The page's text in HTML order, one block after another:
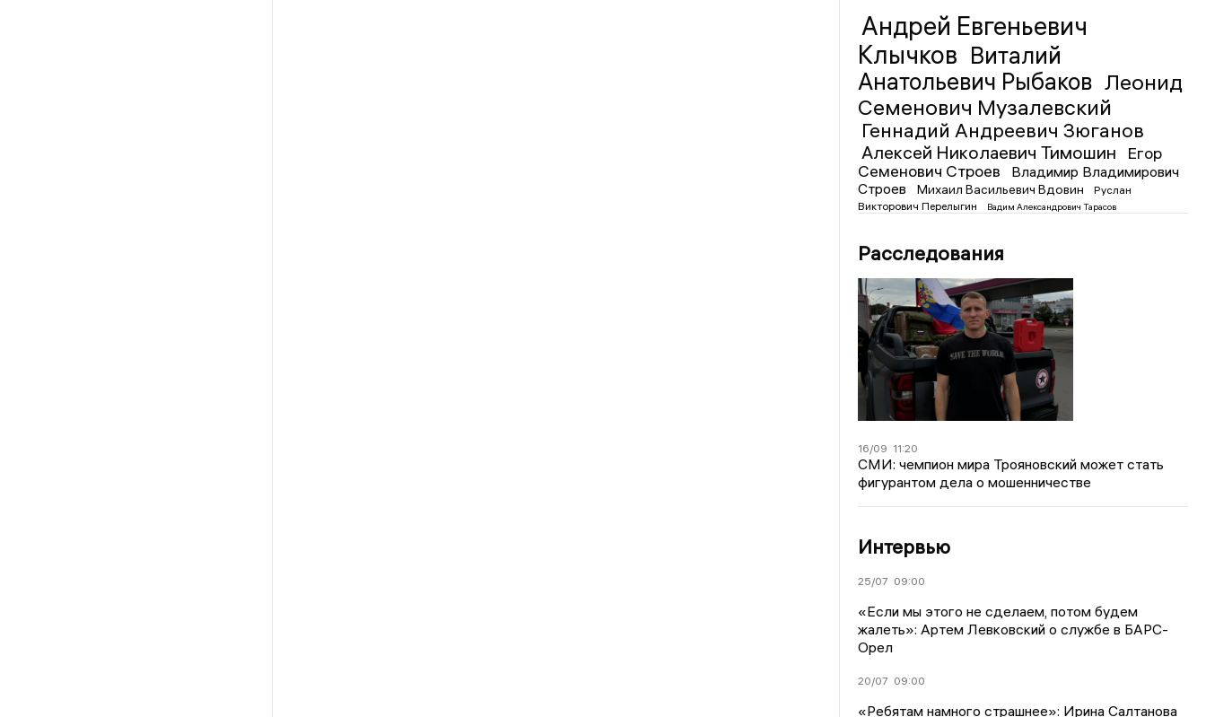
Андрей Евгеньевич
Клычков Виталий
Анатольевич Рыбаков Леонид
Семенович Музалевский
Геннадий Андреевич Зюганов
Алексей Николаевич Тимошин
Егор
Семенович Строев
Владимир Владимирович
Строев
Михаил Васильевич Вдовин
Руслан
Викторович Перелыгин
Вадим Александрович Тарасов
Расследования
16/09 11:20
СМИ: чемпион мира Трояновский может стать
фигурантом дела о мошенничестве
Интервью
25/07 09:00
«Если мы этого не сделаем, потом будем
жалеть»: Артем Левковский о службе в БАРС-
Орел
20/07 09:00
«Ребятам намного страшнее»: Ирина Салтанова